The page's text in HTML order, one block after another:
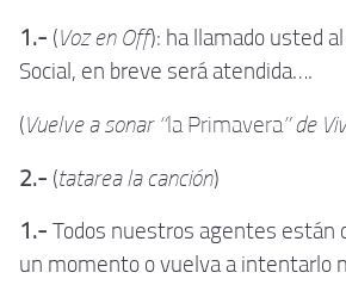
1.- (Voz en Off): ha llamado usted
Social, en breve será atendida….
(Vuelve a sonar “la Primavera” de
2.- (tatarea la canción)
1.- Todos nuestros agentes están
un momento o vuelva a intentarlo